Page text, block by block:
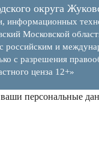
округа
информационных
Московской
и
с разрешения
ценза 12+»
персональные